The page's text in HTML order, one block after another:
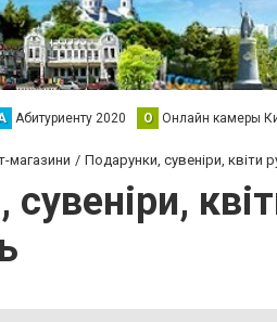
Абитуриенту 2020 О Онлайн камеры
магазини Подарунки, сувеніри, квіти